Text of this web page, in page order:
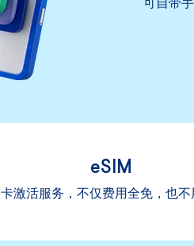
eSIM
激活服务，不仅费用全免，也不